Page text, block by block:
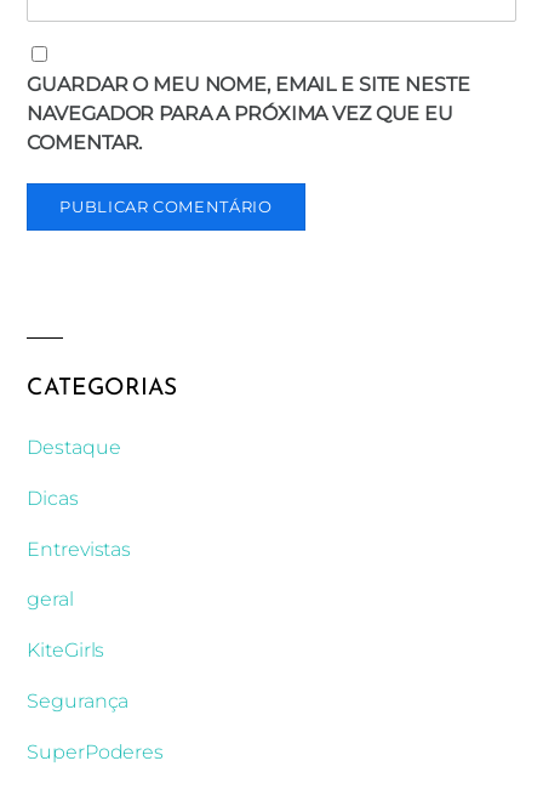
GUARDAR O MEU NOME, EMAIL E SITE NESTE
NAVEGADOR PARA A PRÓXIMA VEZ QUE EU
COMENTAR.
CATEGORIAS
Destaque
Dicas
Entrevistas
geral
KiteGirls
Segurança
SuperPoderes